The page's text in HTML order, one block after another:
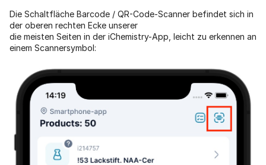
Die Schaltfläche Barcode / QR-Code-Scanner befindet sich in
der oberen rechten Ecke unserer
die meisten Seiten in der iChemistry-App, leicht zu erkennen an
einem Scannersymbol: